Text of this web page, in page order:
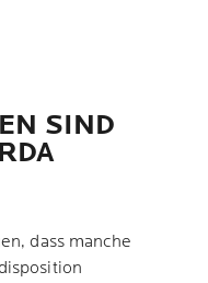
SIND
dass manche